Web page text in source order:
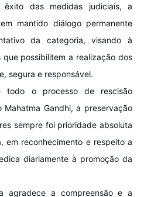
das medidas judiciais, a
mantido diálogo permanente
da categoria, visando à
possibilitem a realização dos
segura e responsável.
todo o processo de rescisão
Gandhi, a preservação
sempre foi prioridade absoluta
em reconhecimento e respeito a
diariamente à promoção da
agradece a compreensão e a